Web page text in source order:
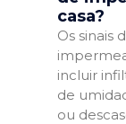
casa?
Os sinais
incluir
de
ou